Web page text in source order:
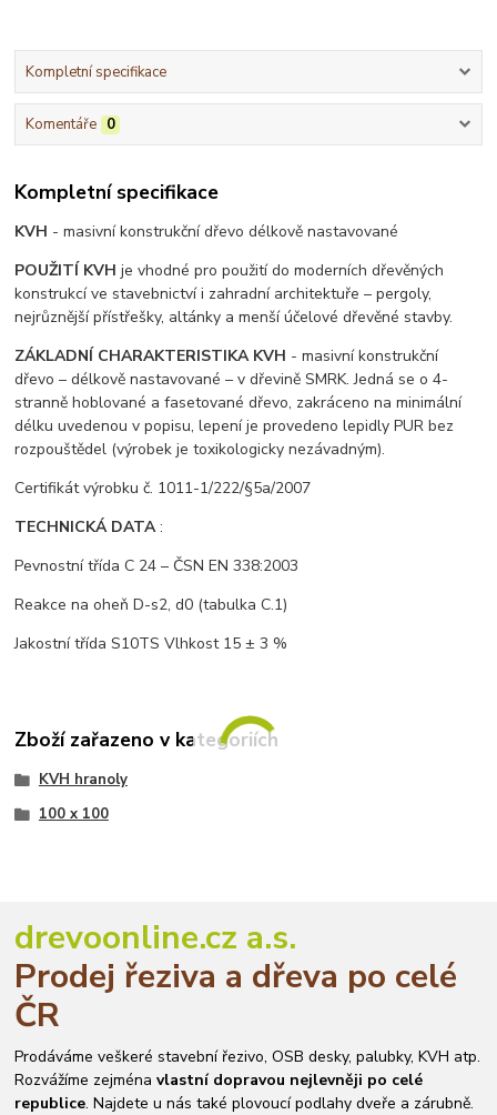
Kompletní specifikace
Komentáře 0
Kompletní specifikace
KVH - masivní konstrukční dřevo délkově nastavované
POUŽITÍ KVH je vhodné pro použití do moderních dřevěných
konstrukcí ve stavebnictví i zahradní architektuře – pergoly,
nejrůznější přístřešky, altánky a menší účelové dřevěné stavby.
ZÁKLADNÍ CHARAKTERISTIKA KVH - masivní konstrukční
dřevo – délkově nastavované – v dřevině SMRK. Jedná se o 4-
stranně hoblované a fasetované dřevo, zakráceno na minimální
délku uvedenou v popisu, lepení je provedeno lepidly PUR bez
rozpouštědel (výrobek je toxikologicky nezávadným).
Certifikát výrobku č. 1011-1/222/§5a/2007
TECHNICKÁ DATA:
Pevnostní třída C 24 – ČSN EN 338:2003
Reakce na oheň D-s2, d0 (tabulka C.1)
Jakostní třída S10TS Vlhkost 15 ± 3 %
Zboží zařazeno v kategoriích
KVH hranoly
100 x 100
drevoonline.cz a.s.
Prodej řeziva a dřeva po celé
ČR
Prodáváme veškeré stavební řezivo, OSB desky, palubky, KVH atp.
Rozvážíme zejménavlastní dopravou nejlevněji po celé
republice. Najdete u nás také plovoucí podlahy dveře a zárubně.